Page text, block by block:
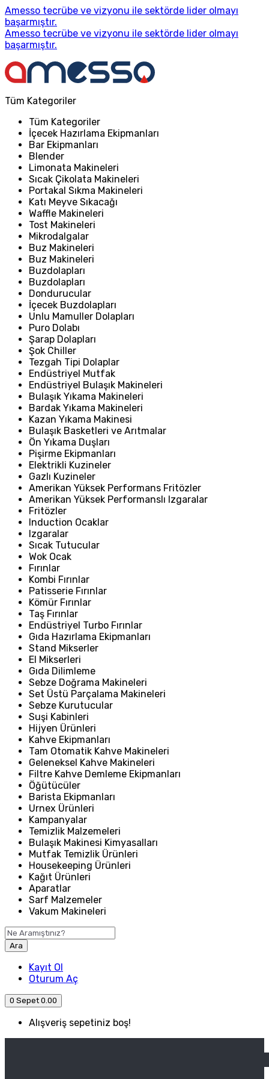
Amesso tecrübe ve vizyonu ile sektörde lider olmayı
başarmıştır.
Amesso tecrübe ve vizyonu ile sektörde lider olmayı
başarmıştır.
Tüm Kategoriler
Tüm Kategoriler
İçecek Hazırlama Ekipmanları
Bar Ekipmanları
Blender
Limonata Makineleri
Sıcak Çikolata Makineleri
Portakal Sıkma Makineleri
Katı Meyve Sıkacağı
Waffle Makineleri
Tost Makineleri
Mikrodalgalar
Buz Makineleri
Buz Makineleri
Buzdolapları
Buzdolapları
Dondurucular
İçecek Buzdolapları
Unlu Mamuller Dolapları
Puro Dolabı
Şarap Dolapları
Şok Chiller
Tezgah Tipi Dolaplar
Endüstriyel Mutfak
Endüstriyel Bulaşık Makineleri
Bulaşık Yıkama Makineleri
Bardak Yıkama Makineleri
Kazan Yıkama Makinesi
Bulaşık Basketleri ve Arıtmalar
Ön Yıkama Duşları
Pişirme Ekipmanları
Elektrikli Kuzineler
Gazlı Kuzineler
Amerikan Yüksek Performans Fritözler
Amerikan Yüksek Performanslı Izgaralar
Fritözler
Induction Ocaklar
Izgaralar
Sıcak Tutucular
Wok Ocak
Fırınlar
Kombi Fırınlar
Patisserie Fırınlar
Kömür Fırınlar
Taş Fırınlar
Endüstriyel Turbo Fırınlar
Gıda Hazırlama Ekipmanları
Stand Mikserler
El Mikserleri
Gıda Dilimleme
Sebze Doğrama Makineleri
Set Üstü Parçalama Makineleri
Sebze Kurutucular
Suşi Kabinleri
Hijyen Ürünleri
Kahve Ekipmanları
Tam Otomatik Kahve Makineleri
Geleneksel Kahve Makineleri
Filtre Kahve Demleme Ekipmanları
Öğütücüler
Barista Ekipmanları
Urnex Ürünleri
Kampanyalar
Temizlik Malzemeleri
Bulaşık Makinesi Kimyasalları
Mutfak Temizlik Ürünleri
Housekeeping Ürünleri
Kağıt Ürünleri
Aparatlar
Sarf Malzemeler
Vakum Makineleri
Ara
Kayıt Ol
Oturum Aç
0 Sepet 0.00
Alışveriş sepetiniz boş!